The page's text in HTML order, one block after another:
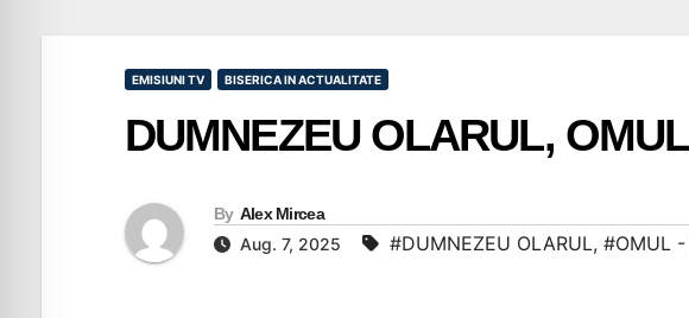
EMISIUNI TV BISERICA IN ACTUALITATE
DUMNEZEU OLARUL,
By Alex Mircea
Aug. 7, 2025 #DUMNEZEU OLARUL, #OMUL